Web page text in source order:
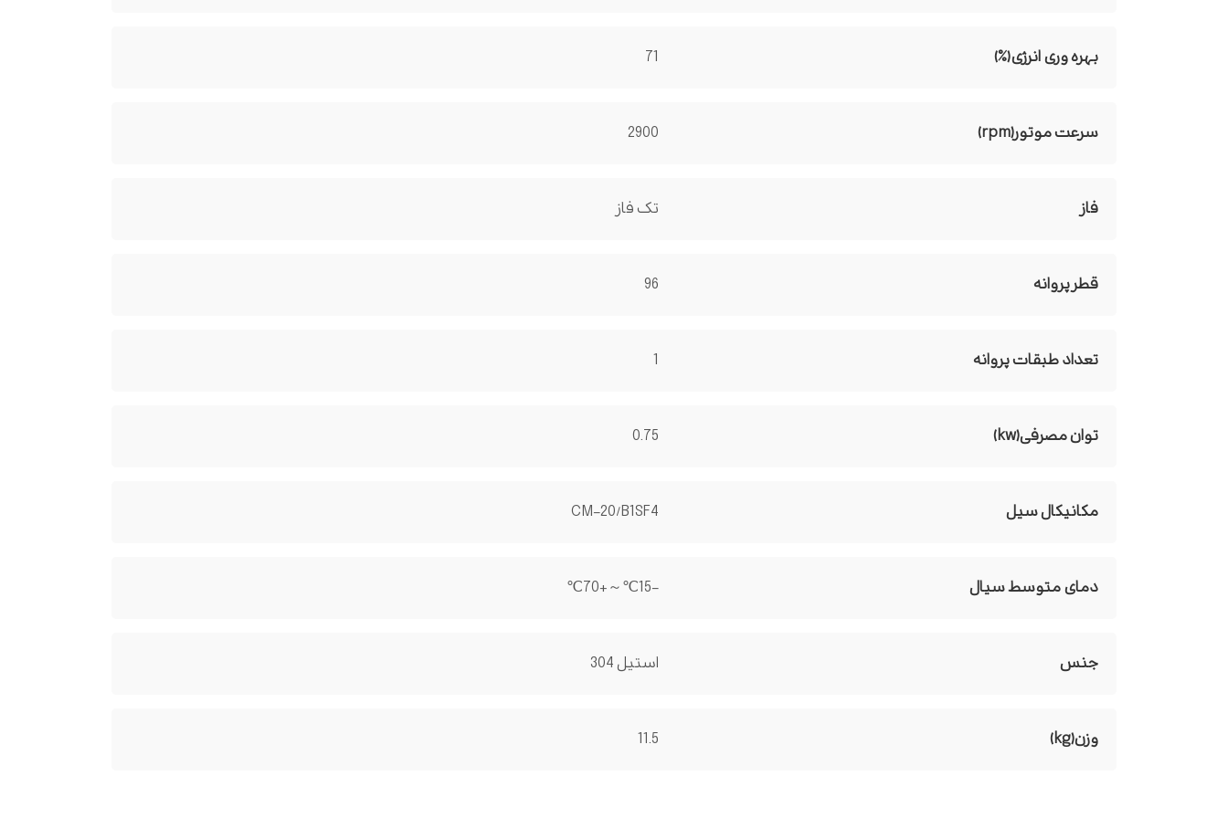
بهره وری انرژی(%) 71
سرعت موتور(rpm) 2900
فاز تک فاز
قطر پروانه 96
تعداد طبقات پروانه 1
توان مصرفی(kw) 0.75
مکانیکال سیل CM-20/B1SF4
دمای متوسط سیال -15℃～+70℃
جنس استیل 304
وزن(kg) 11.5